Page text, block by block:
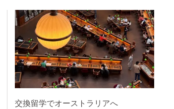
交換留学でオーストラリアへ